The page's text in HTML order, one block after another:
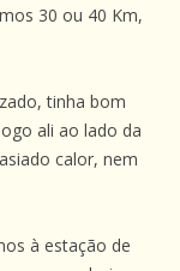
30 ou 40 Km,
tinha bom
ali ao lado da
calor, nem
à estação de